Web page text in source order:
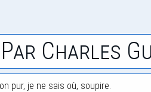
Charles
pur, je ne sais où, soupire.